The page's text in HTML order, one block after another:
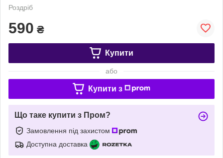
Роздріб
590 ₴
Купити
або
Купити з
Що таке купити з Пром?
Замовлення під захистом
Доступна доставка